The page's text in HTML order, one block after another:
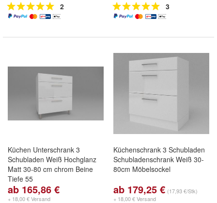
2 3
Küchen Unterschrank 3
Schubladen Weiß Hochglanz
Matt 30-80 cm chrom Beine
Tiefe 55
ab 165,86 €
+ 18,00 € Versand
Küchenschrank 3 Schubladen
Schubladenschrank Weiß 30-
80cm Möbelsockel
ab 179,25 € (17,93 €/Stk)
+ 18,00 € Versand